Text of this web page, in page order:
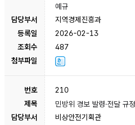
예규
지역경제진흥과
2026-02-13
487
210
민방위 경보 발령·전달 규정
비상안전기획관